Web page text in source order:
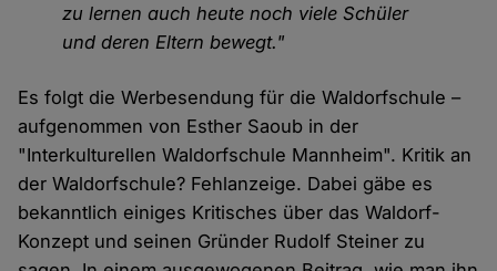
zu lernen auch heute noch viele Schüler
und deren Eltern bewegt."
Es folgt die Werbesendung für die Waldorfschule –
aufgenommen von Esther Saoub in der
"Interkulturellen Waldorfschule Mannheim". Kritik an
der Waldorfschule? Fehlanzeige. Dabei gäbe es
bekanntlich einiges Kritisches über das Waldorf-
Konzept und seinen Gründer Rudolf Steiner zu